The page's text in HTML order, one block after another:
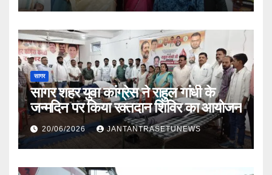
सागर
सागर शहर युवा कांग्रेस ने राहुल गांधी के
जन्मदिन पर किया रक्तदान शिविर का आयोजन
20/06/2026 JANTANTRASETUNEWS